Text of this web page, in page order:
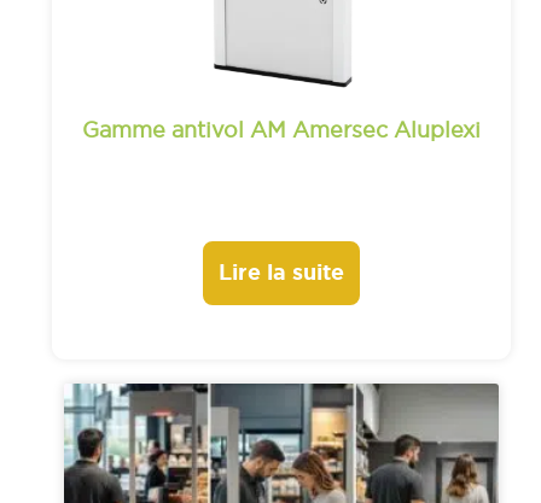
Gamme antivol AM Amersec Aluplexi
Lire la suite